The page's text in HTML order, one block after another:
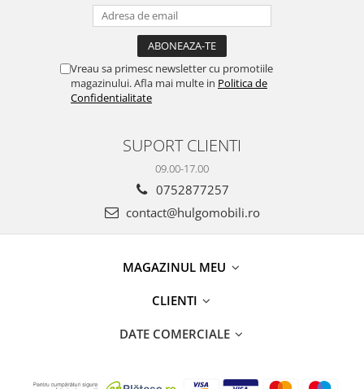
Vreau sa primesc newsletter cu promotiile
magazinului. Afla mai multe in Politica de
Confidentialitate
SUPORT CLIENTI
09.00-17.00
0752877257
contact@hulgomobili.ro
MAGAZINUL MEU
CLIENTI
DATE COMERCIALE